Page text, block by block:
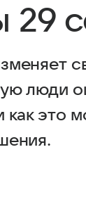
люди
как это